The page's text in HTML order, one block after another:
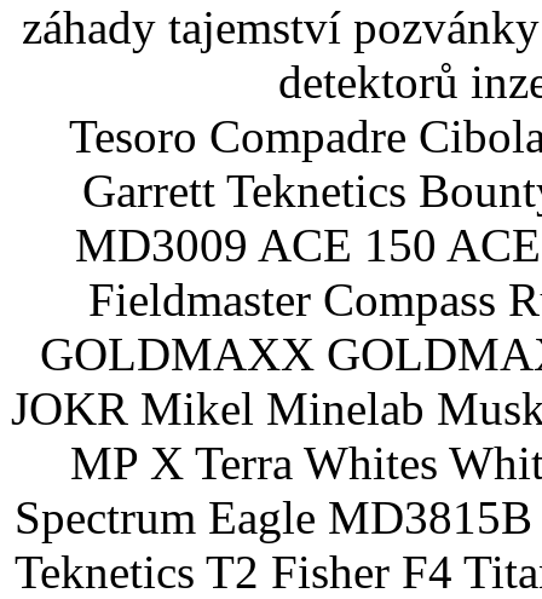
záhady tajemství
detektorů
Tesoro Compadre
Garrett Teknetics
MD3009 ACE 150
Fieldmaster Compass
GOLDMAXX
JOKR Mikel Minelab
MP X Terra Whites
Spectrum Eagle
Teknetics T2 Fisher F4